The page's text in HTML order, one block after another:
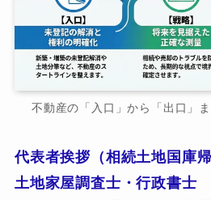
不動産の「入口」から「出口」
代表者挨拶（相続土地国庫
土地家屋調査士・行政書士